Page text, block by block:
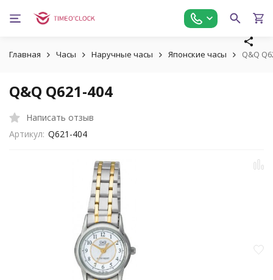
Главная Часы Наручные часы Японские часы Q&Q
Q&Q Q621-404
Написать отзыв
Артикул: Q621-404